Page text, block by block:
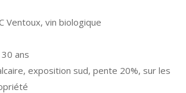
Ventoux, vin biologique
30 ans
exposition sud, pente 20%, sur les